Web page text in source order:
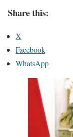
Share this:
X
Facebook
WhatsApp